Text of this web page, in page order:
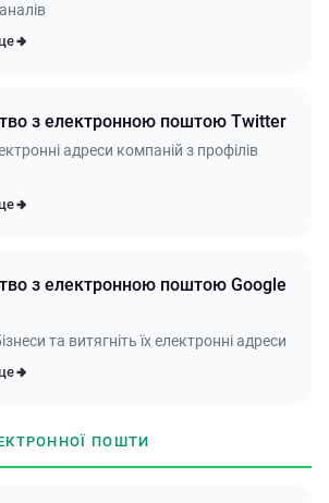
з електронною поштою Twitter
адреси компаній з профілів
з електронною поштою Google
та витягніть їх електронні адреси
ПОШТИ